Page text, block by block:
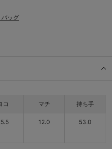
バッグ
コ マチ 持ち手
12.0 53.0